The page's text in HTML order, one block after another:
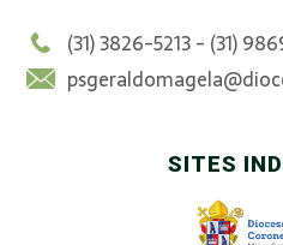
(31) 3826-5213 - (31)
SITES